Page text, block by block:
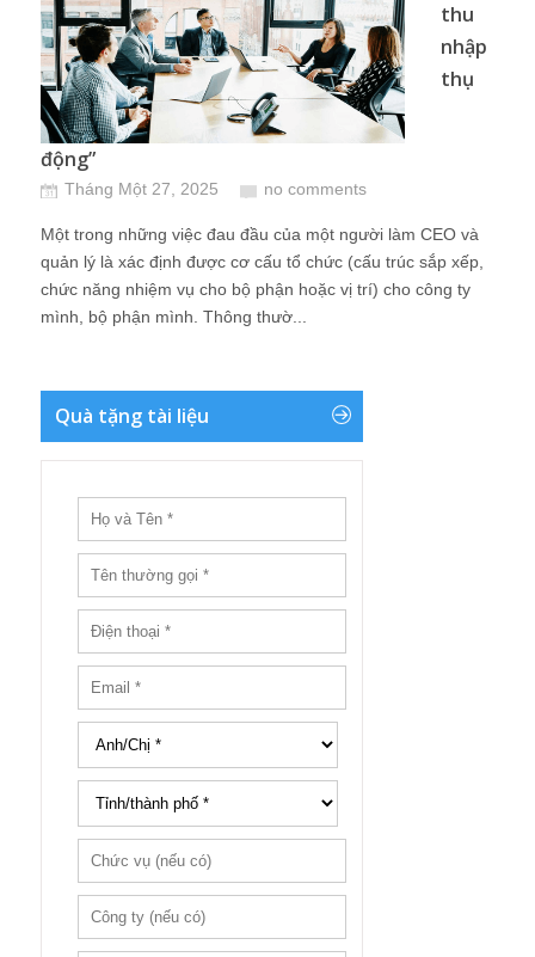
thu
nhập
thụ
động”
Tháng Một 27, 2025 no comments
Một trong những việc đau đầu của một người làm CEO và
quản lý là xác định được cơ cấu tổ chức (cấu trúc sắp xếp,
chức năng nhiệm vụ cho bộ phận hoặc vị trí) cho công ty
mình, bộ phận mình. Thông thườ...
Quà tặng tài liệu